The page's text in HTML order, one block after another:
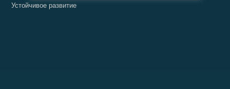
Устойчивое развитие